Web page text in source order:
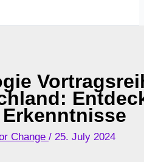
Change / 25. July 2024